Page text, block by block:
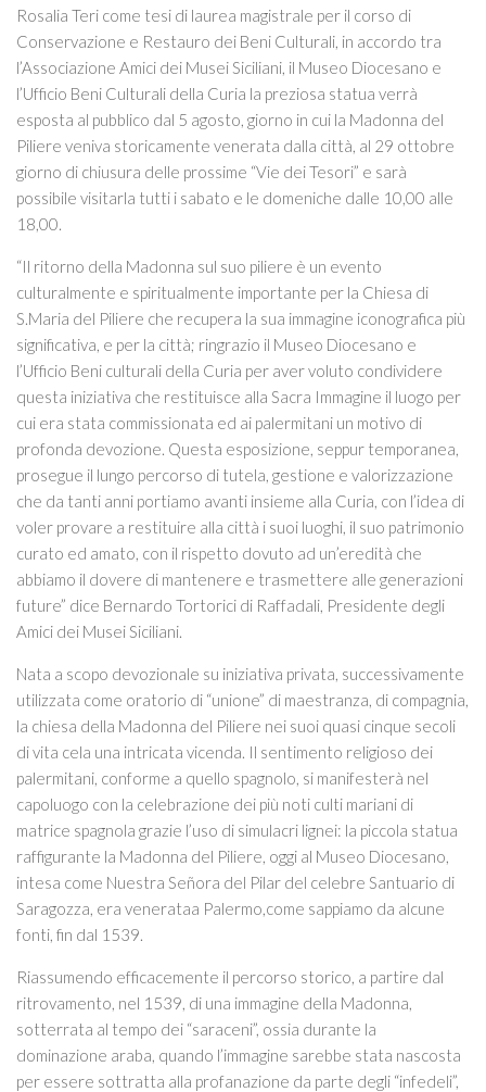
Donazioni
Contattaci
Rosalia Teri come tesi di laurea magistrale per il corso di
Conservazione e Restauro dei Beni Culturali, in accordo tra
l’Associazione Amici dei Musei Siciliani, il Museo Diocesano e
l’Ufficio Beni Culturali della Curia la preziosa statua verrà
esposta al pubblico dal 5 agosto, giorno in cui la Madonna del
Piliere veniva storicamente venerata dalla città, al 29 ottobre
giorno di chiusura delle prossime “Vie dei Tesori” e sarà
possibile visitarla tutti i sabato e le domeniche dalle 10,00 alle
18,00.
“Il ritorno della Madonna sul suo piliere è un evento
culturalmente e spiritualmente importante per la Chiesa di
S.Maria del Piliere che recupera la sua immagine iconografica più
significativa, e per la città; ringrazio il Museo Diocesano e
l’Ufficio Beni culturali della Curia per aver voluto condividere
questa iniziativa che restituisce alla Sacra Immagine il luogo per
cui era stata commissionata ed ai palermitani un motivo di
profonda devozione. Questa esposizione, seppur temporanea,
prosegue il lungo percorso di tutela, gestione e valorizzazione
che da tanti anni portiamo avanti insieme alla Curia, con l’idea di
voler provare a restituire alla città i suoi luoghi, il suo patrimonio
curato ed amato, con il rispetto dovuto ad un’eredità che
abbiamo il dovere di mantenere e trasmettere alle generazioni
future” dice Bernardo Tortorici di Raffadali, Presidente degli
Amici dei Musei Siciliani.
Nata a scopo devozionale su iniziativa privata, successivamente
utilizzata come oratorio di “unione” di maestranza, di compagnia,
la chiesa della Madonna del Piliere nei suoi quasi cinque secoli
di vita cela una intricata vicenda. Il sentimento religioso dei
palermitani, conforme a quello spagnolo, si manifesterà nel
capoluogo con la celebrazione dei più noti culti mariani di
matrice spagnola grazie l’uso di simulacri lignei: la piccola statua
raffigurante la Madonna del Piliere, oggi al Museo Diocesano,
intesa come Nuestra Señora del Pilar del celebre Santuario di
Saragozza, era venerataa Palermo,come sappiamo da alcune
fonti, fin dal 1539.
Riassumendo efficacemente il percorso storico, a partire dal
ritrovamento, nel 1539, di una immagine della Madonna,
sotterrata al tempo dei “saraceni”, ossia durante la
dominazione araba, quando l’immagine sarebbe stata nascosta
per essere sottratta alla profanazione da parte degli “infedeli”,